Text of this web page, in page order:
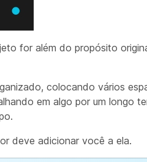
for além do propósito
colocando vários
em algo por um longo
deve adicionar você a ela.